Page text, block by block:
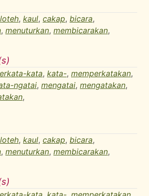
, kaul, cakap, bicara,
, menuturkan, membicarakan,
kata, kata-, memperkatakan,
ngatai, mengatai, mengatakan,
,
, kaul, cakap, bicara,
, menuturkan, membicarakan,